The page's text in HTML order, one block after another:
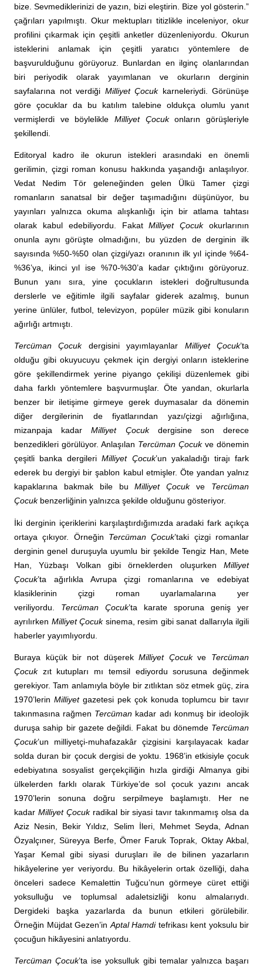
bize. Sevmediklerinizi de yazın, bizi eleştirin. Bize yol gösterin.”
çağrıları yapılmıştı. Okur mektupları titizlikle inceleniyor, okur
profilini çıkarmak için çeşitli anketler düzenleniyordu. Okurun
isteklerini anlamak için çeşitli yaratıcı yöntemlere de
başvurulduğunu görüyoruz. Bunlardan en ilginç olanlarından
biri periyodik olarak yayımlanan ve okurların derginin
sayfalarına not verdiği Milliyet Çocukkarneleriydi. Görünüşe
göre çocuklar da bu katılım talebine oldukça olumlu yanıt
vermişlerdi ve böylelikle Milliyet Çocukonların görüşleriyle
şekillendi.
Editoryal kadro ile okurun istekleri arasındaki en önemli
gerilimin, çizgi roman konusu hakkında yaşandığı anlaşılıyor.
Vedat Nedim Tör geleneğinden gelen Ülkü Tamer çizgi
romanların sanatsal bir değer taşımadığını düşünüyor, bu
yayınları yalnızca okuma alışkanlığı için bir atlama tahtası
olarak kabul edebiliyordu. FakatMilliyet Çocukokurlarının
onunla aynı görüşte olmadığını, bu yüzden de derginin ilk
sayısında %50-%50 olan çizgi/yazı oranının ilk yıl içinde %64-
%36’ya, ikinci yıl ise %70-%30’a kadar çıktığını görüyoruz.
Bunun yanı sıra, yine çocukların istekleri doğrultusunda
derslerle ve eğitimle ilgili sayfalar giderek azalmış, bunun
yerine ünlüler, futbol, televizyon, popüler müzik gibi konuların
ağırlığı artmıştı.
Tercüman Çocukdergisini yayımlayanlar Milliyet Çocuk’ta
olduğu gibi okuyucuyu çekmek için dergiyi onların isteklerine
göre şekillendirmek yerine piyango çekilişi düzenlemek gibi
daha farklı yöntemlere başvurmuşlar. Öte yandan, okurlarla
benzer bir iletişime girmeye gerek duymasalar da dönemin
diğer dergilerinin de fiyatlarından yazı/çizgi ağırlığına,
mizanpaja kadarMilliyet Çocukdergisine son derece
benzedikleri görülüyor. Anlaşılan Tercüman Çocukve dönemin
çeşitli banka dergileriMilliyet Çocuk’un yakaladığı tirajı fark
ederek bu dergiyi bir şablon kabul etmişler. Öte yandan yalnız
kapaklarına bakmak bile buMilliyet Çocukve Tercüman
Çocukbenzerliğinin yalnızca şekilde olduğunu gösteriyor.
İki derginin içeriklerini karşılaştırdığımızda aradaki fark açıkça
ortaya çıkıyor. Örneğin Tercüman Çocuk’taki çizgi romanlar
derginin genel duruşuyla uyumlu bir şekilde Tengiz Han, Mete
Han, Yüzbaşı Volkan gibi örneklerden oluşurken Milliyet
Çocuk’ta ağırlıkla Avrupa çizgi romanlarına ve edebiyat
klasiklerinin çizgi roman uyarlamalarına yer
veriliyordu. Tercüman Çocuk’ta karate sporuna geniş yer
ayrılırken Milliyet Çocuksinema, resim gibi sanat dallarıyla ilgili
haberler yayımlıyordu.
Buraya küçük bir not düşerekMilliyet Çocukve Tercüman
Çocukzıt kutupları mı temsil ediyordu sorusuna değinmek
gerekiyor. Tam anlamıyla böyle bir zıtlıktan söz etmek güç, zira
1970’lerin Milliyetgazetesi pek çok konuda toplumcu bir tavır
takınmasına rağmen Tercüman kadar adı konmuş bir ideolojik
duruşa sahip bir gazete değildi. Fakat bu dönemde Tercüman
Çocuk’un milliyetçi-muhafazakâr çizgisini karşılayacak kadar
solda duran bir çocuk dergisi de yoktu. 1968’in etkisiyle çocuk
edebiyatına sosyalist gerçekçiliğin hızla girdiği Almanya gibi
ülkelerden farklı olarak Türkiye’de sol çocuk yazını ancak
1970’lerin sonuna doğru serpilmeye başlamıştı. Her ne
kadar Milliyet Çocukradikal bir siyasi tavır takınmamış olsa da
Aziz Nesin, Bekir Yıldız, Selim İleri, Mehmet Seyda, Adnan
Özyalçıner, Süreyya Berfe, Ömer Faruk Toprak, Oktay Akbal,
Yaşar Kemal gibi siyasi duruşları ile de bilinen yazarların
hikâyelerine yer veriyordu. Bu hikâyelerin ortak özelliği, daha
önceleri sadece Kemalettin Tuğcu’nun görmeye cüret ettiği
yoksulluğu ve toplumsal adaletsizliği konu almalarıydı.
Dergideki başka yazarlarda da bunun etkileri görülebilir.
Örneğin Müjdat Gezen’in Aptal Hamditefrikası kent yoksulu bir
çocuğun hikâyesini anlatıyordu.
Tercüman Çocuk’ta ise yoksulluk gibi temalar yalnızca başarı